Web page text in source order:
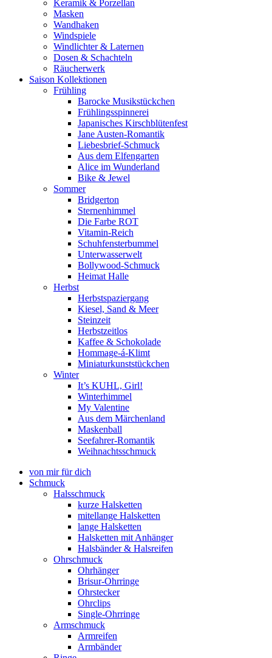
Keramik & Porzellan
Masken
Wandhaken
Windspiele
Windlichter & Laternen
Dosen & Schachteln
Räucherwerk
Saison Kollektionen
Frühling
Barocke Musikstückchen
Frühlingsspinnerei
Japanisches Kirschblütenfest
Jane Austen-Romantik
Liebesbrief-Schmuck
Aus dem Elfengarten
Alice im Wunderland
Bike & Jewel
Sommer
Bridgerton
Sternenhimmel
Die Farbe ROT
Vitamin-Reich
Schuhfensterbummel
Unterwasserwelt
Bollywood-Schmuck
Heimat Halle
Herbst
Herbstspaziergang
Kiesel, Sand & Meer
Steinzeit
Herbstzeitlos
Kaffee & Schokolade
Hommage-á-Klimt
Miniaturkunststückchen
Winter
It’s KUHL, Girl!
Winterhimmel
My Valentine
Aus dem Märchenland
Maskenball
Seefahrer-Romantik
Weihnachtsschmuck
von mir für dich
Schmuck
Halsschmuck
kurze Halsketten
mitellange Halsketten
lange Halsketten
Halsketten mit Anhänger
Halsbänder & Halsreifen
Ohrschmuck
Ohrhänger
Brisur-Ohrringe
Ohrstecker
Ohrclips
Single-Ohrringe
Armschmuck
Armreifen
Armbänder